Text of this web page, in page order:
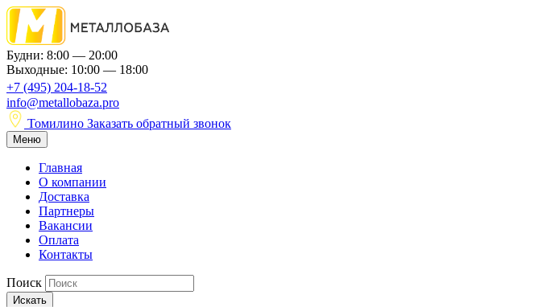
Будни: 8:00 — 20:00
Выходные: 10:00 — 18:00
+7 (495) 204-18-52
info@metallobaza.pro
Томилино Заказать обратный звонок
Меню
Главная
О компании
Доставка
Партнеры
Вакансии
Оплата
Контакты
Поиск
Искать